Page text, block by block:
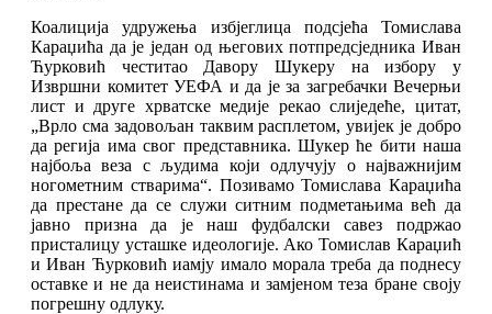
Коалиција удружења избјеглица подсјећа Томислава
Караџића да је један од његових потпредсједника Иван
Ћурковић честитао Давору Шукеру на избору у
Извршни комитет УЕФА и да је за загребачки Вечерњи
лист и друге хрватске медије рекао слиједеће, цитат,
„Врло сма задовољан таквим расплетом, увијек је добро
да регија има свог представника. Шукер ће бити наша
најбоља веза с људима који одлучују о најважнијим
ногометним стварима“. Позивамо Томислава Караџића
да престане да се служи ситним подметањима већ да
јавно призна да је наш фудбалски савез подржао
присталицу усташке идеологије. Ако Томислав Караџић
и Иван Ћурковић иамју имало морала треба да поднесу
оставке и не да неистинама и замјеном теза бране своју
погрешну одлуку.